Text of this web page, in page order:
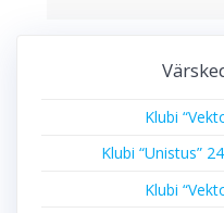
Klubi
Klubi “Unistus”
Klubi